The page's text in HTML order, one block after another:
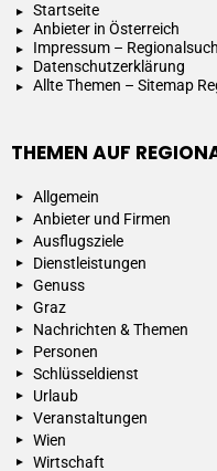
Startseite
Anbieter in Österreich
Impressum –
Datenschutzerklärung
Allte Themen – Sitemap
THEMEN AUF
Allgemein
Anbieter und Firmen
Ausflugsziele
Dienstleistungen
Genuss
Graz
Nachrichten & Themen
Personen
Schlüsseldienst
Urlaub
Veranstaltungen
Wien
Wirtschaft